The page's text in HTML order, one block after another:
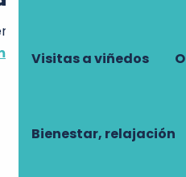
Visitas a viñedos
Bienestar, relajación
37220 Crouzilles
llegar